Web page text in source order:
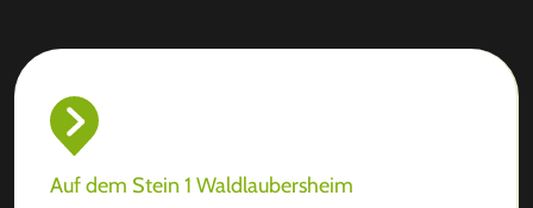
Auf dem Stein 1 Waldlaubersheim